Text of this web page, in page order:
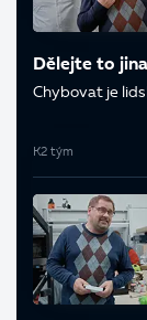
Dělejte to
Chybovat je
K2 tým